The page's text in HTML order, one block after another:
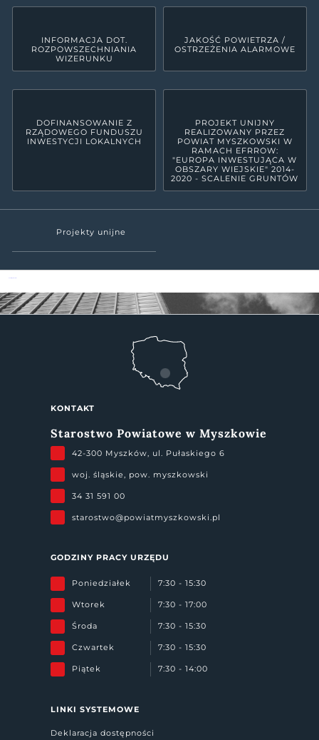
INFORMACJA DOT.
ROZPOWSZECHNIANIA
WIZERUNKU
JAKOŚĆ POWIETRZA /
OSTRZEŻENIA ALARMOWE
DOFINANSOWANIE Z
RZĄDOWEGO FUNDUSZU
INWESTYCJI LOKALNYCH
PROJEKT UNIJNY
REALIZOWANY PRZEZ
POWIAT MYSZKOWSKI W
RAMACH EFRROW:
"EUROPA INWESTUJĄCA W
OBSZARY WIEJSKIE" 2014-
2020 - SCALENIE GRUNTÓW
Projekty unijne
KONTAKT
Starostwo Powiatowe w Myszkowie
42-300 Myszków, ul. Pułaskiego 6
woj. śląskie, pow. myszkowski
34 31 591 00
starostwo@powiatmyszkowski.pl
GODZINY PRACY URZĘDU
Poniedziałek 7:30 - 15:30
Wtorek 7:30 - 17:00
Środa 7:30 - 15:30
Czwartek 7:30 - 15:30
Piątek 7:30 - 14:00
LINKI SYSTEMOWE
Deklaracja dostępności